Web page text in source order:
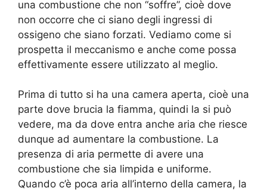
una combustione che non “soffre”, cioè dove
non occorre che ci siano degli ingressi di
ossigeno che siano forzati. Vediamo come si
prospetta il meccanismo e anche come possa
effettivamente essere utilizzato al meglio.
Prima di tutto si ha una camera aperta, cioè una
parte dove brucia la fiamma, quindi la si può
vedere, ma da dove entra anche aria che riesce
dunque ad aumentare la combustione. La
presenza di aria permette di avere una
combustione che sia limpida e uniforme.
Quando c’è poca aria all’interno della camera, la